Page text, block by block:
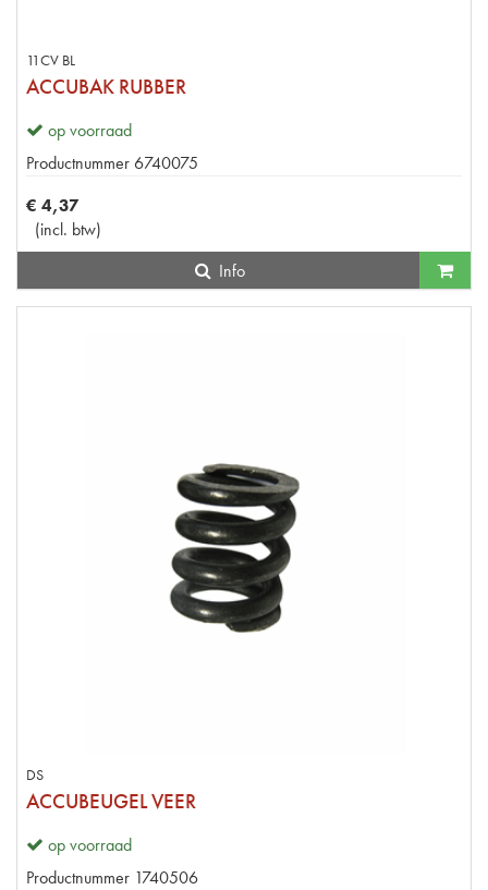
11CV BL
ACCUBAK RUBBER
op voorraad
Productnummer 6740075
€ 4,37
(incl. btw)
Info
DS
ACCUBEUGEL VEER
op voorraad
Productnummer 1740506